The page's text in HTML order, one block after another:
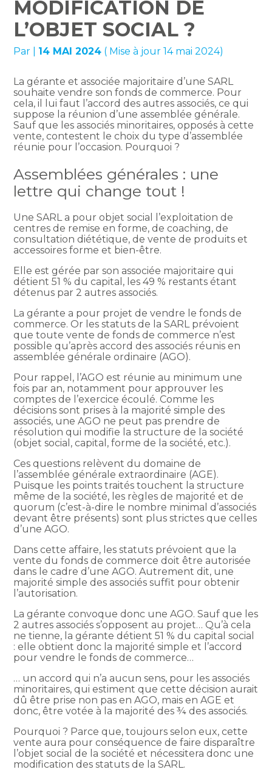
MODIFICATION DE
L’OBJET SOCIAL ?
Par 14 MAI 2024 ( Mise à jour 14 mai 2024)
La gérante et associée majoritaire d’une SARL
souhaite vendre son fonds de commerce. Pour
cela, il lui faut l’accord des autres associés, ce qui
suppose la réunion d’une assemblée générale.
Sauf que les associés minoritaires, opposés à cette
vente, contestent le choix du type d’assemblée
réunie pour l’occasion. Pourquoi ?
Assemblées générales : une
lettre qui change tout !
Une SARL a pour objet social l’exploitation de
centres de remise en forme, de coaching, de
consultation diététique, de vente de produits et
accessoires forme et bien-être.
Elle est gérée par son associée majoritaire qui
détient 51 % du capital, les 49 % restants étant
détenus par 2 autres associés.
La gérante a pour projet de vendre le fonds de
commerce. Or les statuts de la SARL prévoient
que toute vente de fonds de commerce n’est
possible qu’après accord des associés réunis en
assemblée générale ordinaire (AGO).
Pour rappel, l’AGO est réunie au minimum une
fois par an, notamment pour approuver les
comptes de l’exercice écoulé. Comme les
décisions sont prises à la majorité simple des
associés, une AGO ne peut pas prendre de
résolution qui modifie la structure de la société
(objet social, capital, forme de la société, etc.).
Ces questions relèvent du domaine de
l’assemblée générale extraordinaire (AGE).
Puisque les points traités touchent la structure
même de la société, les règles de majorité et de
quorum (c’est-à-dire le nombre minimal d’associés
devant être présents) sont plus strictes que celles
d’une AGO.
Dans cette affaire, les statuts prévoient que la
vente du fonds de commerce doit être autorisée
dans le cadre d’une AGO. Autrement dit, une
majorité simple des associés suffit pour obtenir
l’autorisation.
La gérante convoque donc une AGO. Sauf que les
2 autres associés s’opposent au projet… Qu’à cela
ne tienne, la gérante détient 51 % du capital social
: elle obtient donc la majorité simple et l’accord
pour vendre le fonds de commerce…
… un accord qui n’a aucun sens, pour les associés
minoritaires, qui estiment que cette décision aurait
dû être prise non pas en AGO, mais en AGE et
donc, être votée à la majorité des ¾ des associés.
Pourquoi ? Parce que, toujours selon eux, cette
vente aura pour conséquence de faire disparaître
l’objet social de la société et nécessitera donc une
modification des statuts de la SARL.